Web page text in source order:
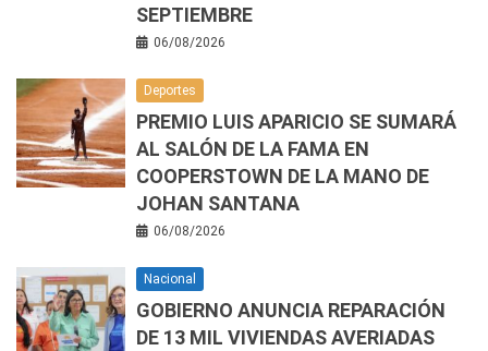
SEPTIEMBRE
06/08/2026
Deportes
PREMIO LUIS APARICIO SE SUMARÁ
AL SALÓN DE LA FAMA EN
COOPERSTOWN DE LA MANO DE
JOHAN SANTANA
06/08/2026
Nacional
GOBIERNO ANUNCIA REPARACIÓN
DE 13 MIL VIVIENDAS AVERIADAS